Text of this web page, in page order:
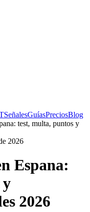
SeñalesGuíasPreciosBlog
test, multa, puntos y
2026
Espana:
2026